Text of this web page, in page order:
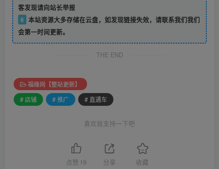
客发现请向站长举报
6 本站资源大多存储在云盘，如发现链接失效，请联系我们我们
会第一时间更新。
THE END
福缘网【整站更新】
# 店铺
# 推广 # 直通车
喜欢就支持一下吧
点赞 19 分享 收藏